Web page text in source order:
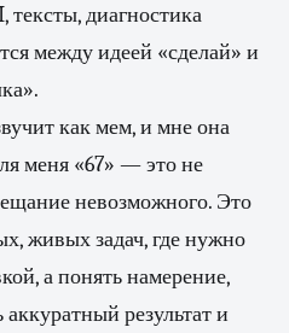
тексты, диагностика
между идеей «сделай» и
как мем, и мне она
меня «67» — это не
невозможного. Это
живых задач, где нужно
а понять намерение,
аккуратный результат и